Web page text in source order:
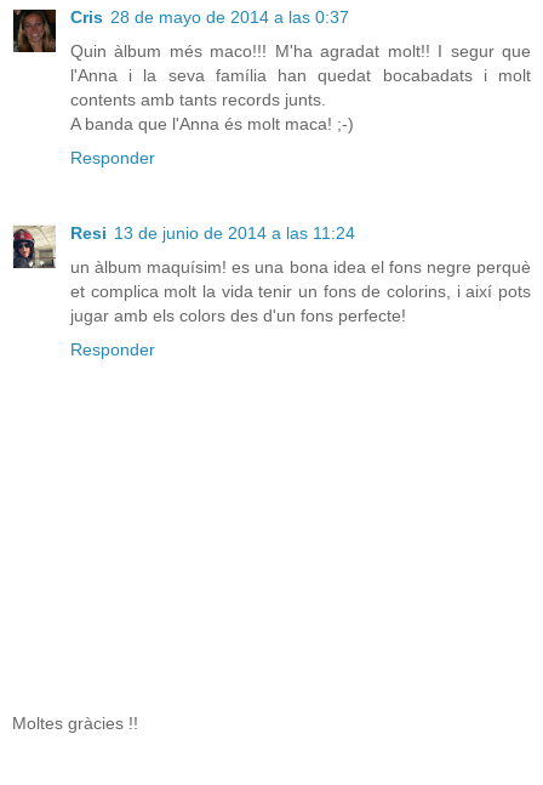
Cris 28 de mayo de 2014 a las 0:37
Quin àlbum més maco!!! M'ha agradat molt!! I segur que
l'Anna i la seva família han quedat bocabadats i molt
contents amb tants records junts.
A banda que l'Anna és molt maca! ;-)
Responder
Resi 13 de junio de 2014 a las 11:24
un àlbum maquísim! es una bona idea el fons negre perquè
et complica molt la vida tenir un fons de colorins, i així pots
jugar amb els colors des d'un fons perfecte!
Responder
Moltes gràcies !!